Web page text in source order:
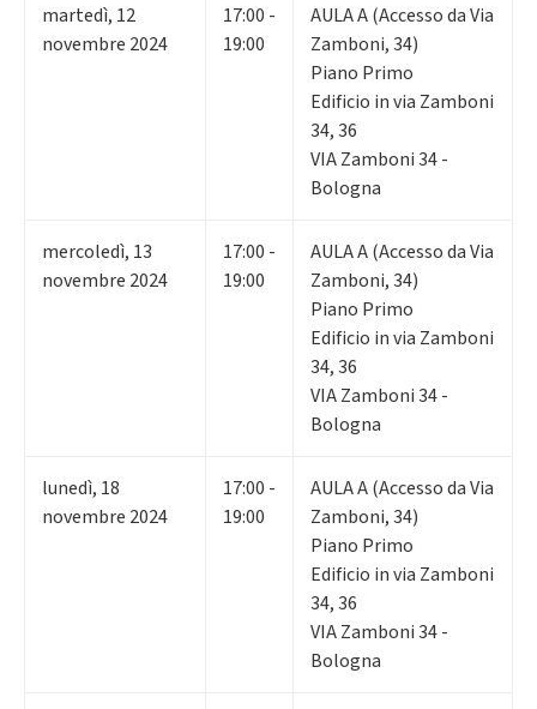
martedì, 12
novembre 2024
17:00 -
19:00
AULA A (Accesso da Via
Zamboni, 34)
Piano Primo
Edificio in via Zamboni
34, 36
VIA Zamboni 34 -
Bologna
mercoledì, 13
novembre 2024
17:00 -
19:00
AULA A (Accesso da Via
Zamboni, 34)
Piano Primo
Edificio in via Zamboni
34, 36
VIA Zamboni 34 -
Bologna
lunedì, 18
novembre 2024
17:00 -
19:00
AULA A (Accesso da Via
Zamboni, 34)
Piano Primo
Edificio in via Zamboni
34, 36
VIA Zamboni 34 -
Bologna